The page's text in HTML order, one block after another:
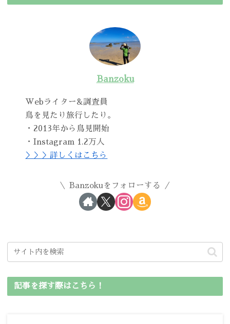
Banzoku
Webライター&調査員
鳥を見たり旅行したり。
・2013年から鳥見開始
・Instagram 1.2万人
＞＞＞詳しくはこちら
Banzokuをフォローする
記事を探す際はこちら！